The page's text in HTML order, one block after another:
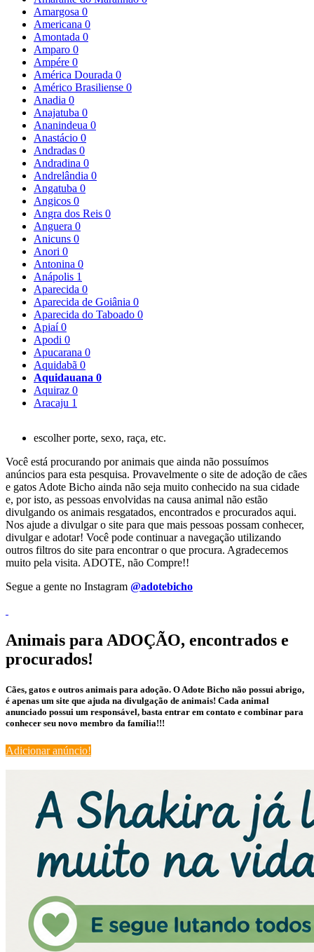
Amargosa 0
Americana 0
Amontada 0
Amparo 0
Ampére 0
América Dourada 0
Américo Brasiliense 0
Anadia 0
Anajatuba 0
Ananindeua 0
Anastácio 0
Andradas 0
Andradina 0
Andrelândia 0
Angatuba 0
Angicos 0
Angra dos Reis 0
Anguera 0
Anicuns 0
Anori 0
Antonina 0
Anápolis 1
Aparecida 0
Aparecida de Goiânia 0
Aparecida do Taboado 0
Apiaí0
Apodi 0
Apucarana 0
Aquidabã 0
Aquidauana 0
Aquiraz 0
Aracaju 1
escolher porte, sexo, raça, etc.
Você está procurando por animais que ainda não possuímos
anúncios para esta pesquisa. Provavelmente o site de adoção de cães
e gatos Adote Bicho ainda não seja muito conhecido na sua cidade
e, por isto, as pessoas envolvidas na causa animal não estão
divulgando os animais resgatados, encontrados e procurados aqui.
Nos ajude a divulgar o site para que mais pessoas possam conhecer,
divulgar e adotar! Você pode continuar a navegação utilizando
outros filtros do site para encontrar o que procura. Agradecemos
muito pela visita. ADOTE, não Compre!!
Segue a gente no Instagram @adotebicho
Animais para ADOÇÃO, encontrados e
procurados!
Cães, gatos e outros animais para adoção. O Adote Bicho não possui abrigo,
é apenas um site que ajuda na divulgação de animais! Cada animal
anunciado possui um responsável, basta entrar em contato e combinar para
conhecer seu novo membro da família!!!
Adicionar anúncio!